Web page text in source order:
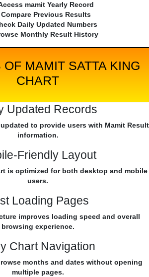
mamit Yearly Record
Compare Previous Results
Daily Updated Numbers
Monthly Result History
OF MAMIT SATTA KING
CHART
Updated Records
to provide users with Mamit Result
information.
Friendly Layout
is optimized for both desktop and mobile
users.
Loading Pages
improves loading speed and overall
browsing experience.
Chart Navigation
months and dates without opening
multiple pages.